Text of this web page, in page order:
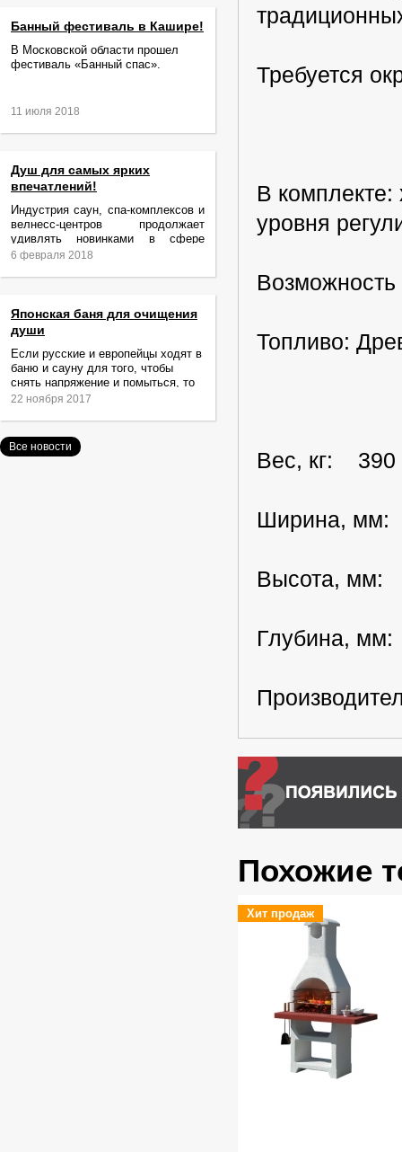
Требуется
В
уровня
Возможность
Топливо:
Вес, кг: 390
Ширина,
Высота, мм:
Глубина,
Похожие
Хит продаж
Банный фестиваль в Кашире!
В Московской области прошел
фестиваль «Банный спас».
11 июля 2018
Душ для самых ярких
впечатлений!
Индустрия саун, спа-комплексов и
велнесс-центров продолжает
удивлять новинками в сфере
релаксации и ухода за телом.
6 февраля 2018
Японская баня для очищения
души
Если русские и европейцы ходят в
баню и сауну для того, чтобы
снять напряжение и помыться, то
жители Японии идут туда за
22 ноября 2017
Все новости